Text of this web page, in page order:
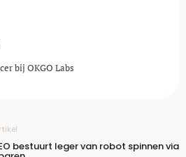
bij OKGO Labs
bestuurt leger van robot spinnen via